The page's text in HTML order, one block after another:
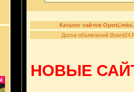
Каталог сайтов
Доска объявлений
НОВЫЕ